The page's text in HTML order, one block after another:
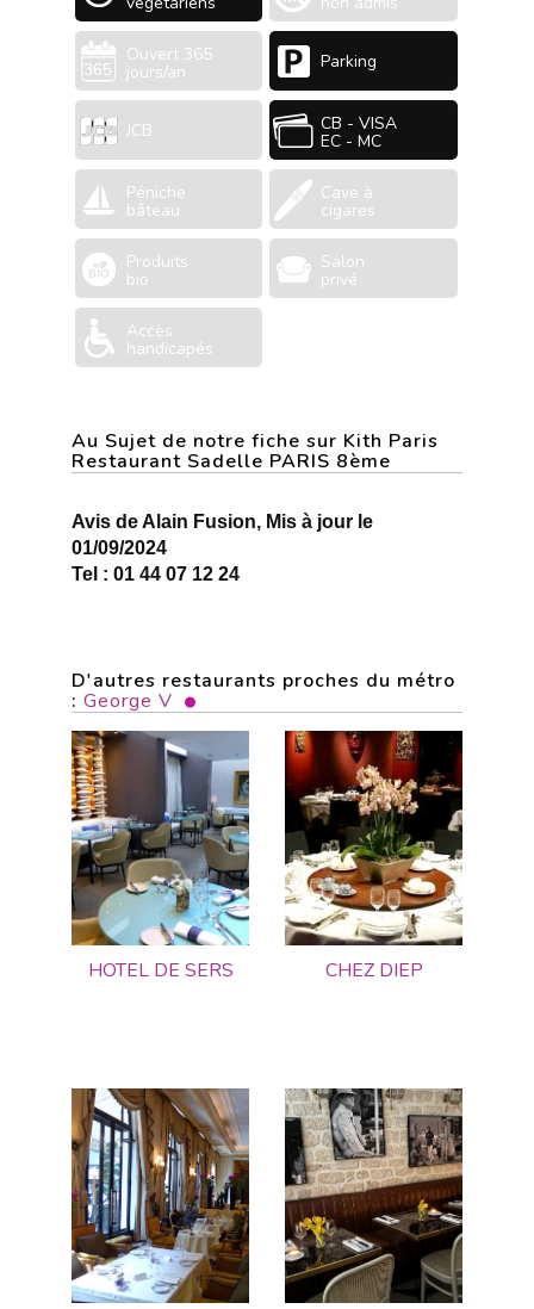
Ouvert 365
jours/an Parking
JCB CB - VISA
EC - MC
Péniche
bâteau
Cave à
cigares
Produits
bio
Salon
privé
Accès
handicapés
Au Sujet de notre fiche sur Kith Paris
Restaurant Sadelle PARIS 8ème
Avis de Alain Fusion, Mis à jour le
01/09/2024
Tel : 01 44 07 12 24
D'autres restaurants proches du métro
: George V
HOTEL DE SERS CHEZ DIEP